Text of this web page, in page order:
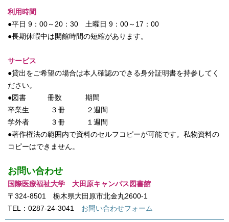
利用時間
●平日 9：00～20：30 土曜日 9：00～17：00
●長期休暇中は開館時間の短縮があります。
サービス
●貸出をご希望の場合は本人確認のできる身分証明書を持参してく
ださい。
●図書 冊数 期間
卒業生 ３冊 ２週間
学外者 ３冊 １週間
●著作権法の範囲内で資料のセルフコピーが可能です。私物資料の
コピーはできません。
お問い合わせ
国際医療福祉大学 大田原キャンパス図書館
〒324-8501 栃木県大田原市北金丸2600-1
TEL：0287-24-3041 お問い合わせフォーム